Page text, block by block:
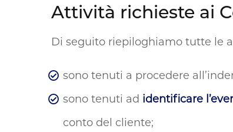
Attività richieste ai
Di seguito riepiloghiamo tutte le
sono tenuti a procedere
sono tenuti ad identificare
conto del cliente;